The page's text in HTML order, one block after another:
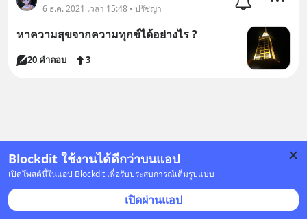
Blockdit ใช้งานได้ดีกว่าบนแอป
เปิดโพสต์นี้ในแอป Blockdit เพื่อรับประสบการณ์เต็มรูปแบบ
เปิดผ่านแอป
6 ธ.ค. 2021 เวลา 15:48 • ปรัชญา
หาความสุขจากความทุกข์ได้อย่างไร ?
20 คำตอบ 3